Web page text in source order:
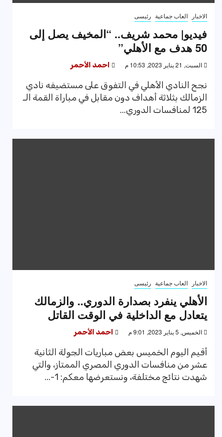
الاخبار العاب جماعية رئيسى
فيديو| محمد شريف.. “المخيف يصل إلى
50 هدف مع الأهلي”
السبت, 21 يناير 2023, 10:53 م احمد الأحمر
نجح النادي الأهلي في التفوق على مستضيفه نادي
الزمالك بثلاثة أهداف دون مقابل في مباراة القمة الـ
125 لمنافسات الدوري...
الاخبار العاب جماعية رئيسى
الأهلي ينفرد بصدارة الدوري.. والزمالك
يتعادل مع الداخلية في الوقت القاتل
الخميس, 5 يناير 2023, 9:01 م احمد الأحمر
أقيم اليوم الخميس بعض مباريات الجولة الثانية
عشر من منافسات الدوري المصري الممتاز، والتي
شهدت نتائج مختلفة، ونستعرضها معكم: 1-...